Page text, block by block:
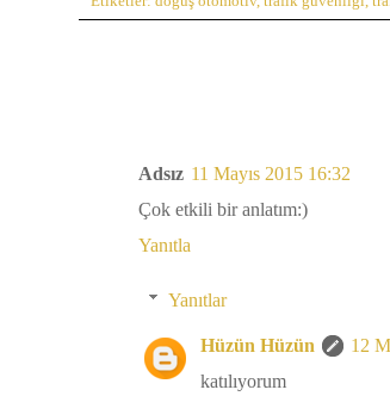
Adsız 11 Mayıs 2015 16:32
Çok etkili bir anlatım:)
Yanıtla
Yanıtlar
Hüzün Hüzün
12
katılıyorum